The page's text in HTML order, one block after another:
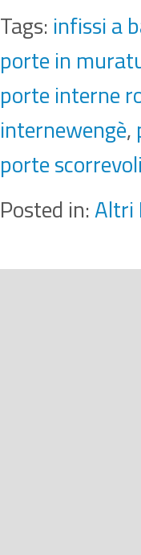
Tags: infissi a
porte in
porte interne
internewengè,
porte
Posted in:Altri